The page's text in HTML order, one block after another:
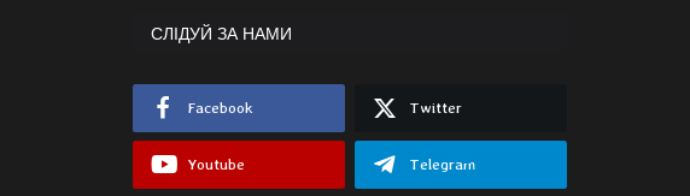
СЛІДУЙ ЗА НАМИ
Facebook Twitter
Youtube Telegram